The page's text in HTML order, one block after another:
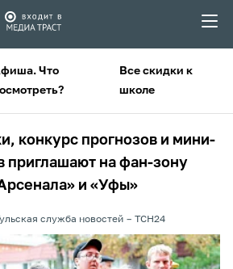
Что
Все скидки к
школе
конкурс прогнозов и мини-
приглашают на фан-зону
и «Уфы»
служба новостей ТСН24